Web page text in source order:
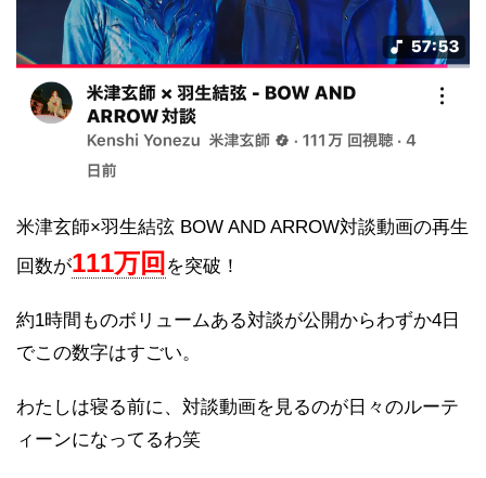
米津玄師×羽生結弦 BOW AND ARROW対談動画の再生
回数が111万回 を突破！
約1時間ものボリュームある対談が公開からわずか4日
でこの数字はすごい。
わたしは寝る前に、対談動画を見るのが日々のルーテ
ィーンになってるわ笑